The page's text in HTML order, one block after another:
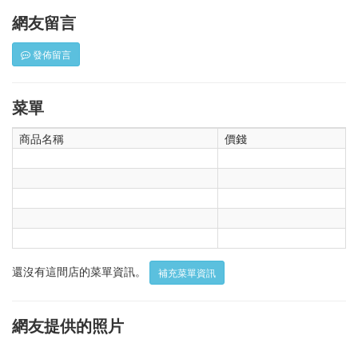
網友留言
發佈留言
菜單
商品名稱 價錢
還沒有這間店的菜單資訊。 補充菜單資訊
網友提供的照片